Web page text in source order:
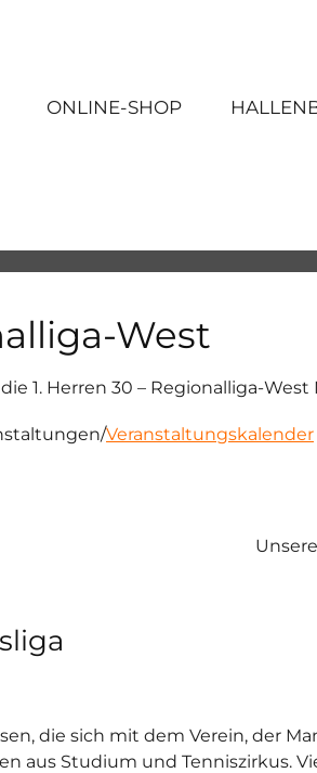
ONLINE-SHOP
West
1. Herren 30 – Regionalliga-West
Veranstaltungskalender
die sich mit dem Verein, der
aus Studium und Tenniszirkus.